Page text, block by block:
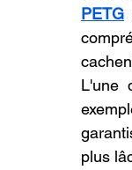
CREALITYPETG
L'une
plus